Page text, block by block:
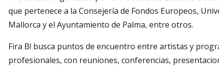
que pertenece a la Consejería de Fondos Europeos,
Mallorca y el Ayuntamiento de Palma, entre otros.
Fira B! busca puntos de encuentro entre artistas y
profesionales, con reuniones, conferencias,